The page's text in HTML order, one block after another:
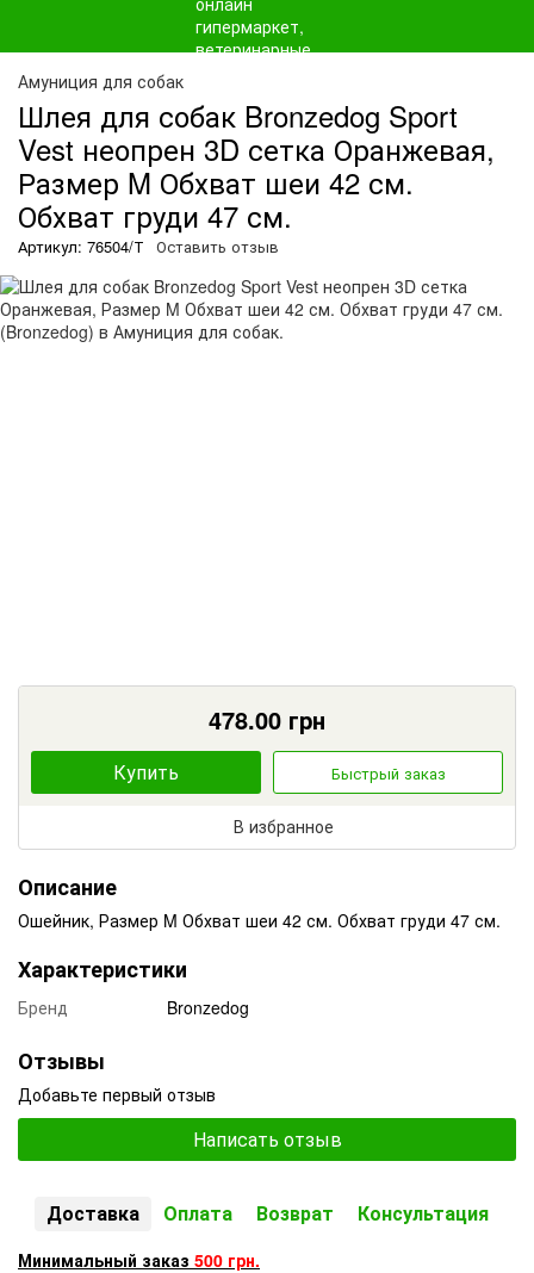
Амуниция для собак
Шлея для собак Bronzedog Sport
Vest неопрен 3D сетка Оранжевая,
Размер M Обхват шеи 42 см.
Обхват груди 47 см.
Артикул: 76504/Т Оставить отзыв
478.00 грн
Купить Быстрый заказ
В избранное
Описание
Ошейник, Размер M Обхват шеи 42 см. Обхват груди 47 см.
Характеристики
Бренд Bronzedog
Отзывы
Добавьте первый отзыв
Написать отзыв
Доставка Оплата Возврат Консультация
Минимальный заказ 500 грн.